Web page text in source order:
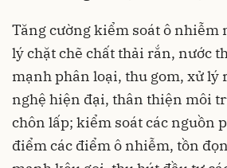
Tăng cường kiểm soát ô nhiễm
lý chặt chẽ chất thải rắn, nước
mạnh phân loại, thu gom, xử lý
nghệ hiện đại, thân thiện môi
chôn lấp; kiểm soát các nguồn
điểm các điểm ô nhiễm, tồn